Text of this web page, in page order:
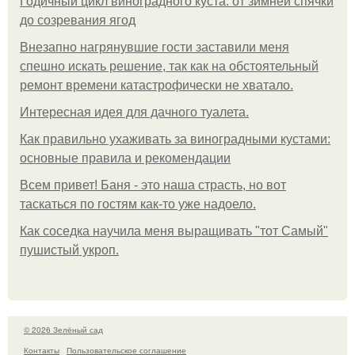
до созревания ягод
Внезапно нагрянувшие гости заставили меня
спешно искать решение, так как на обстоятельный
ремонт времени катастрофически не хватало.
Интересная идея для дачного туалета.
Как правильно ухаживать за виноградными кустами:
основные правила и рекомендации
Всем привет! Баня - это наша страсть, но вот
таскаться по гостям как-то уже надоело.
Как соседка научила меня выращивать "тот Самый"
пушистый укроп.
© 2026 Зелёный сад
Контакты
Пользовательское соглашение